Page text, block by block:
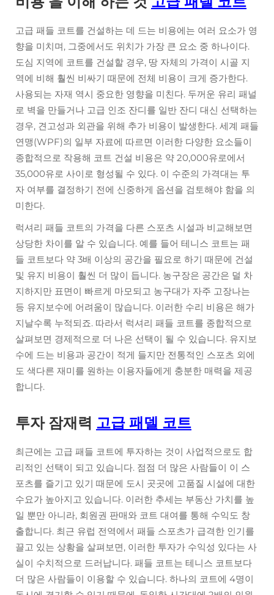
고급 패들 코트를 건설하는 데 드는 비용에는 여러 요소가 영
향을 미치며, 그중에서도 위치가 가장 큰 요소 중 하나이다.
도심 지역에 코트를 건설할 경우, 땅 자체의 가격이 시골 지
역에 비해 훨씬 비싸기 때문에 전체 비용이 크게 증가한다.
사용되는 자재 역시 중요한 영향을 미친다. 두꺼운 유리 패널
로 벽을 만들거나 고급 인조 잔디를 일반 잔디 대신 선택하는
경우, 견고성과 외관을 위해 추가 비용이 발생한다. 세계 패들
연맹(WPF)의 일부 자료에 따르면 이러한 다양한 요소들이
종합적으로 작용해 코트 건설 비용은 약 20,000유로에서
35,000유로 사이로 형성될 수 있다. 이 수준의 가격대는 투
자 여부를 결정하기 전에 신중하게 옵션을 검토해야 함을 의
미한다.
럭셔리 패들 코트의 가격을 다른 스포츠 시설과 비교해보면
상당한 차이를 알 수 있습니다. 예를 들어 테니스 코트는 패
들 코트보다 약 3배 이상의 공간을 필요로 하기 때문에 건설
및 유지 비용이 훨씬 더 많이 듭니다. 농구장은 공간은 덜 차
지하지만 표면이 빠르게 마모되고 농구대가 자주 고장나는
등 유지보수에 어려움이 많습니다. 이러한 수리 비용은 해가
지날수록 누적되죠. 따라서 럭셔리 패들 코트를 종합적으로
살펴보면 경제적으로 더 나은 선택이 될 수 있습니다. 유지보
수에 드는 비용과 공간이 적게 들지만 전통적인 스포츠 외에
도 색다른 재미를 원하는 이용자들에게 충분한 매력을 제공
합니다.
투자 잠재력 고급 패델 코트
최근에는 고급 패들 코트에 투자하는 것이 사업적으로도 합
리적인 선택이 되고 있습니다. 점점 더 많은 사람들이 이 스
포츠를 즐기고 있기 때문에 도시 곳곳에 고품질 시설에 대한
수요가 높아지고 있습니다. 이러한 추세는 부동산 가치를 높
일 뿐만 아니라, 회원권 판매와 코트 대여를 통해 수익도 창
출합니다. 최근 유럽 전역에서 패들 스포츠가 급격한 인기를
끌고 있는 상황을 살펴보면, 이러한 투자가 수익성 있다는 사
실이 수치적으로 드러납니다. 패들 코트는 테니스 코트보다
더 많은 사람들이 이용할 수 있습니다. 하나의 코트에 4명이